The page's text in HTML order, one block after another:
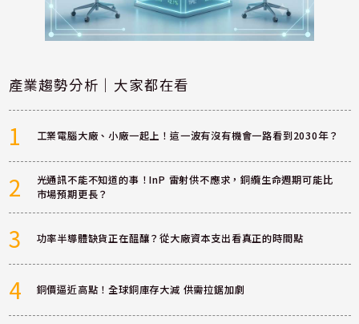
產業趨勢分析｜大家都在看
1 工業電腦大廠、小廠一起上！這一波有沒有機會一路看到2030年？
2
光通訊不能不知道的事！InP 雷射供不應求，銅纜生命週期可能比
市場預期更長？
3 功率半導體缺貨正在醞釀？從大廠資本支出看真正的時間點
4 銅價逼近高點！全球銅庫存大減 供需拉鋸加劇